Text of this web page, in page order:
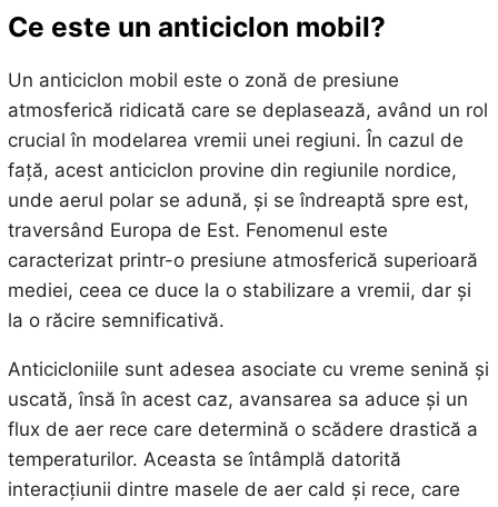
Ce este un anticiclon mobil?
Un anticiclon mobil este o zonă de presiune
atmosferică ridicată care se deplasează, având un rol
crucial în modelarea vremii unei regiuni. În cazul de
față, acest anticiclon provine din regiunile nordice,
unde aerul polar se adună, și se îndreaptă spre est,
traversând Europa de Est. Fenomenul este
caracterizat printr-o presiune atmosferică superioară
mediei, ceea ce duce la o stabilizare a vremii, dar și
la o răcire semnificativă.
Anticicloniile sunt adesea asociate cu vreme senină și
uscată, însă în acest caz, avansarea sa aduce și un
flux de aer rece care determină o scădere drastică a
temperaturilor. Aceasta se întâmplă datorită
interacțiunii dintre masele de aer cald și rece, care